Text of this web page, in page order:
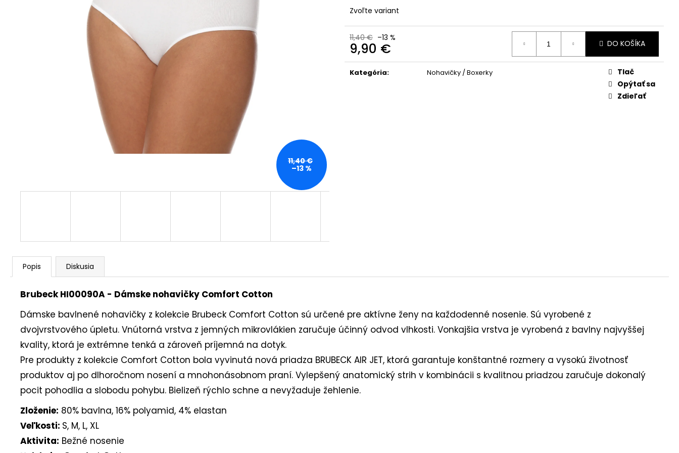
Zvoľte variant
11,40 € –13 %
9,90 €
cena:
DO KOŠÍKA
Kategória: Nohavičky / Boxerky
Tlač
Opýtať sa
Zdieľať
11,40 €
–13 %
Popis Diskusia
Brubeck HI00090A - Dámske nohavičky Comfort Cotton
Dámske bavlnené nohavičky z kolekcie Brubeck Comfort Cotton sú určené pre aktívne ženy na každodenné nosenie. Sú vyrobené z
dvojvrstvového úpletu. Vnútorná vrstva z jemných mikrovlákien zaručuje účinný odvod vlhkosti. Vonkajšia vrstva je vyrobená z bavlny najvyššej
kvality, ktorá je extrémne tenká a zároveň príjemná na dotyk.
Pre produkty z kolekcie Comfort Cotton bola vyvinutá nová priadza BRUBECK AIR JET, ktorá garantuje konštantné rozmery a vysokú životnosť
produktov aj po dlhoročnom nosení a mnohonásobnom praní. Vylepšený anatomický strih v kombinácii s kvalitnou priadzou zaručuje dokonalý
pocit pohodlia a slobodu pohybu. Bielizeň rýchlo schne a nevyžaduje žehlenie.
Zloženie: 80% bavlna, 16% polyamid, 4% elastan
Veľkosti: S, M, L, XL
Aktivita: Bežné nosenie